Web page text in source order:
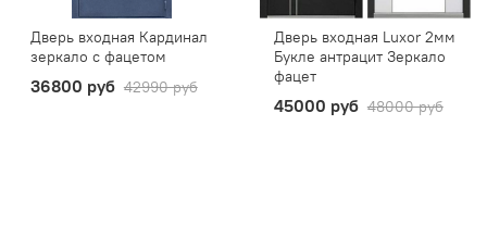
Дверь входная Кардинал
зеркало с фацетом
36800 руб 42990 руб
Дверь входная Luxor 2мм
Букле антрацит Зеркало
фацет
45000 руб 48000 руб